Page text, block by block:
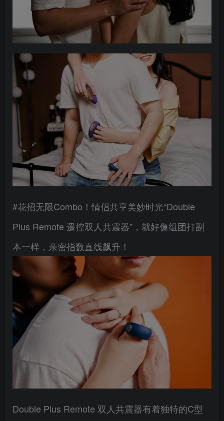
#花招无限Combo！情侣共享美妙时光“Double
Plus Remote 遥控双人共震器”，就好像组团打副
本一样，亲密指数直线飙升！
Double Plus Remote 双人共震器有着独特的C型